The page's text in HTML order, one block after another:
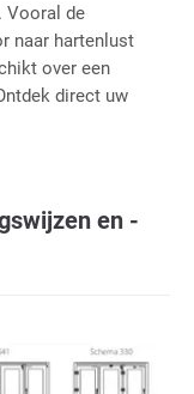
Vooral de
naar hartenlust
over een
direct uw
en -